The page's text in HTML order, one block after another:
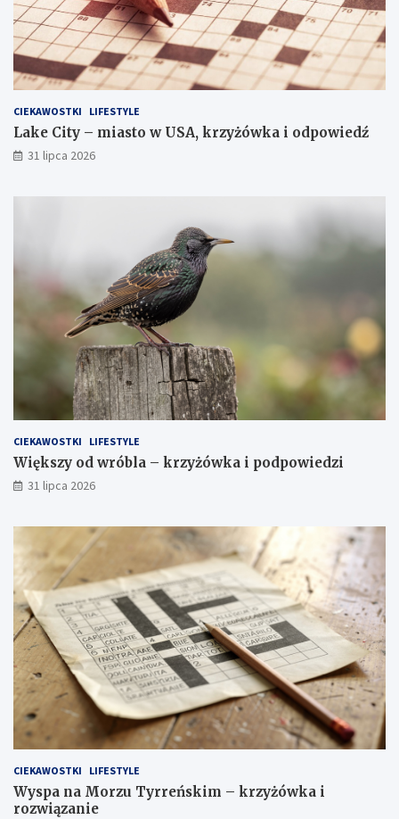
CIEKAWOSTKI LIFESTYLE
Lake City – miasto w USA, krzyżówka i odpowiedź
31 lipca 2026
CIEKAWOSTKI LIFESTYLE
Większy od wróbla – krzyżówka i podpowiedzi
31 lipca 2026
CIEKAWOSTKI LIFESTYLE
Wyspa na Morzu Tyrreńskim – krzyżówka i
rozwiązanie